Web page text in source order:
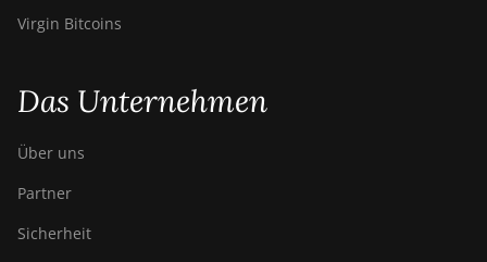
Virgin Bitcoins
Das Unternehmen
Über uns
Partner
Sicherheit